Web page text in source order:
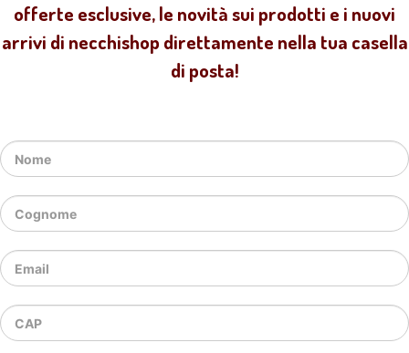
offerte esclusive, le novità sui prodotti e i nuovi
arrivi di necchishop direttamente nella tua casella
di posta!